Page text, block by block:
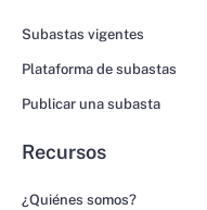
Subastas vigentes
Plataforma de subastas
Publicar una subasta
Recursos
¿Quiénes somos?